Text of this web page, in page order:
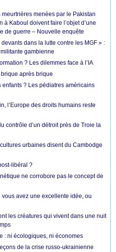
menées par le Pakistan
Kaboul doivent faire l’objet d’une
de guerre – Nouvelle enquête
dans la lutte contre les MGF » :
gambienne
? Les dilemmes face à l’IA
après brique
enfants ? Les pédiatres américains
l’Europe des droits humains reste
contrôle d’un détroit près de Troie la
urbaines disent du Cambodge
libéral ?
ne corrobore pas le concept de
vous avez une excellente idée, ou
les créatures qui vivent dans une nuit
: ni écologiques, ni économes
de la crise russo-ukrainienne